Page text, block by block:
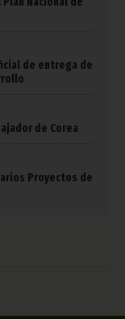
de entrega de
de Corea
Proyectos de